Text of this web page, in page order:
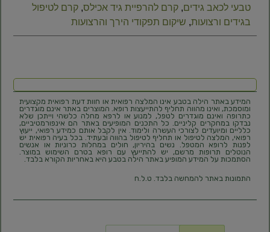
טבעי לכאב גידים, קרם להרפיית גיד אכילס, קרם לטיפול
בגידים ורצועות, שיקום תפקודי הירך והרצועות
המידע באתר הילה בטבע אינו המלצה רפואית או חוות דעת רפואית מקצועית
ומוסמכת, ואינו מהווה תחליף להתייעצות רופא. המוצרים באתר אינם מוגדרים
כתרופה ואינם מוגדרים לטפל, למנוע או לרפא מחלה כלשהי וייתכן שלא
נבדקו במחקרים קליניים. כל התכנים המופיעים באתר הם אינפורמטיביים,
כלליים ומיועדים לצורכי העשרה ולימוד. אין לקבל אותם כמידע רפואי, ייעוץ
רפואי, המלצה לטיפול או תחליף לטיפול בהווה ובעתיד. בכל בעיה רפואית יש
לפנות לרופא המטפל. נשים בהיריון, חולים במחלות כרוניות או אנשים
הנוטלים תרופות מרשם, יש להתייעץ עם רופא בטרם השימוש במוצר.
הסתמכות על המידע המופיע באתר הילה בטבע היא באחריות הקורא בלבד.
התמונות באתר להמחשה בלבד. ט.ל.ח